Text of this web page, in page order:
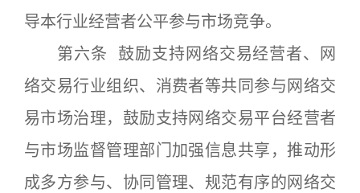
导本行业经营者公平参与市场竞争。
第六条 鼓励支持网络交易经营者、网
络交易行业组织、消费者等共同参与网络交
易市场治理，鼓励支持网络交易平台经营者
与市场监督管理部门加强信息共享，推动形
成多方参与、协同管理、规范有序的网络交